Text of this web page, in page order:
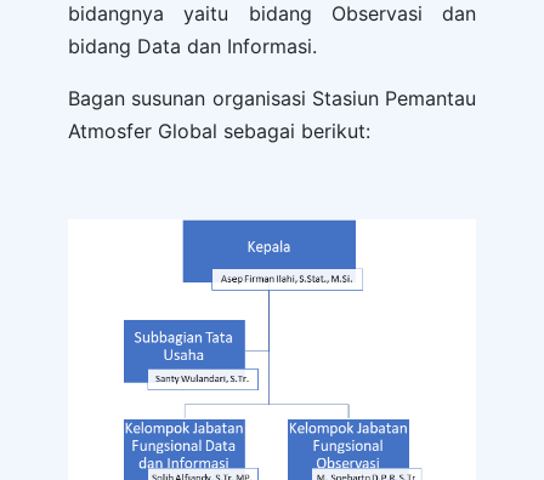
bidangnya yaitu bidang Observasi dan
bidang Data dan Informasi.
Bagan susunan organisasi Stasiun Pemantau
Atmosfer Global sebagai berikut: